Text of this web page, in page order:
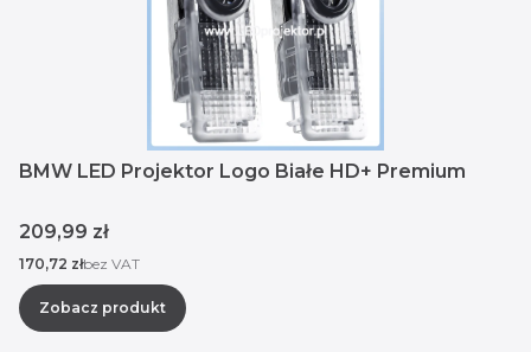
BMW LED Projektor Logo Białe HD+ Premium
Cena
209,99 zł
Cena
170,72 złbez VAT
Zobacz produkt